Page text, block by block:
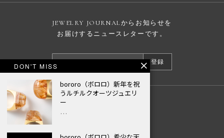
JEWELRY JOURNALからお知らせを
お届けするニュースレターです。
登録
© JEWELRY JOURNAL
DON'T MISS
bororo（ボロロ）新年を祝
うルチルクオーツジュエリ
ー
…